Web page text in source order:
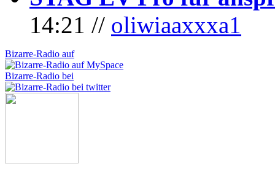
14:21 // oliwiaaxxxa1
Bizarre-Radio auf
Bizarre-Radio bei